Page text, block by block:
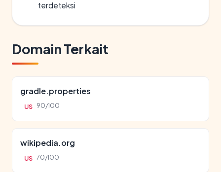
terdeteksi
Domain Terkait
gradle.properties
US 90/100
wikipedia.org
US 70/100